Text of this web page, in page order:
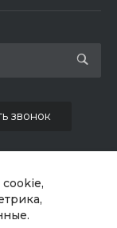
cookie,
д. 39
звонок